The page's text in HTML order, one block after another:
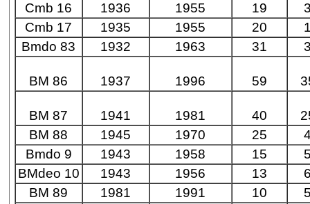
Cmb 16
1936 1955 19
Cmb 17
1935 1955 20
Bmdo 83
1932 1963 31
BM 86 1937 1996 59
BM 87 1941 1981 40
BM 88
1945 1970 25
Bmdo 9
1943 1958 15
BMdeo 10
1943 1956 13
BM 89
1981 1991 10